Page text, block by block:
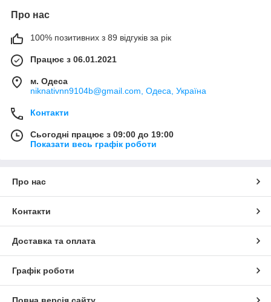
Про нас
100% позитивних з 89 відгуків за рік
Працює з 06.01.2021
м. Одеса
niknativnn9104b@gmail.com, Одеса, Україна
Контакти
Сьогодні працює з 09:00 до 19:00
Показати весь графік роботи
Про нас
Контакти
Доставка та оплата
Графік роботи